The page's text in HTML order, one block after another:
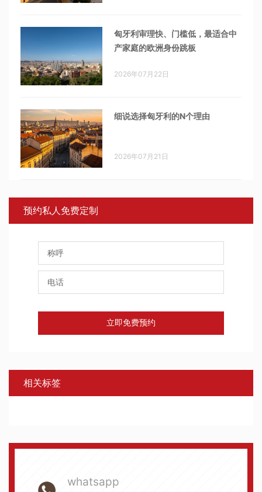
匈牙利审理快、门槛低，最适合中
产家庭的欧洲身份跳板
2026年07月22日
细说选择匈牙利的N个理由
2026年07月21日
预约私人免费定制
立即免费预约
相关标签
whatsapp